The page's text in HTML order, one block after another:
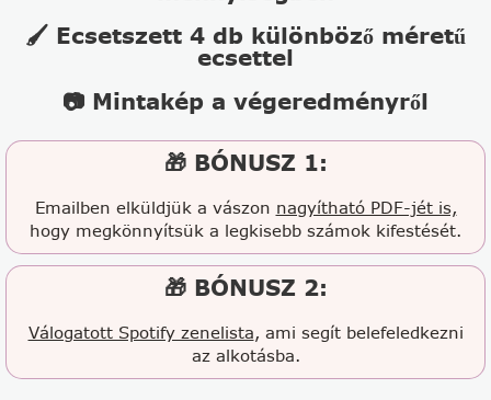
🖌️ Ecsetszett 4 db különböző méretű
ecsettel
📷 Mintakép a végeredményről
🎁 BÓNUSZ 1:
Emailben elküldjük a vászon nagyítható PDF-jét is,
hogy megkönnyítsük a legkisebb számok kifestését.
🎁 BÓNUSZ 2:
Válogatott Spotify zenelista, ami segít belefeledkezni
az alkotásba.